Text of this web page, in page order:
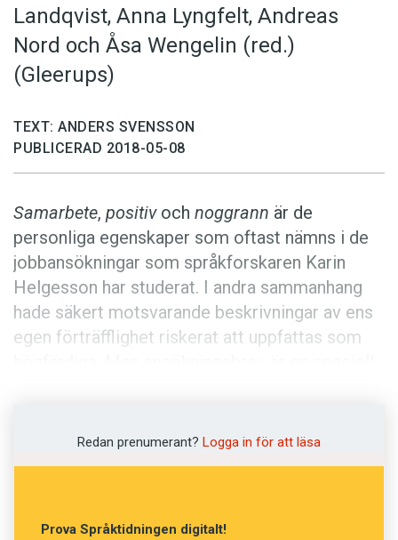
Skrivtips
Bokrecensioner
Kviss
Anmäl till språkpolisen
Annonsera
Prenumerera
Läs Språktidningen digitalt
Press
Landqvist, Anna Lyngfelt, Andreas
Nord och Åsa Wengelin (red.)
(Gleerups)
TEXT: ANDERS SVENSSON
PUBLICERAD 2018-05-08
Samarbete, positivoch noggrann är de
personliga egenskaper som oftast nämns i de
jobbansökningar som språkforskaren Karin
Helgesson har studerat. I andra sammanhang
hade säkert motsvarande beskrivningar av ens
egen förträfflighet riskerat att uppfattas som
skryt är till och med vad som förväntas.
Redan prenumerant? Logga in för att läsa
Prova Språktidningen digitalt!